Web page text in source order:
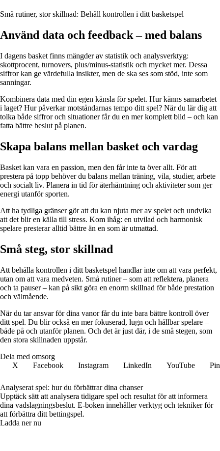
Små rutiner, stor skillnad: Behåll kontrollen i ditt basketspel
Använd data och feedback – med balans
I dagens basket finns mängder av statistik och analysverktyg:
skottprocent, turnovers, plus/minus-statistik och mycket mer. Dessa
siffror kan ge värdefulla insikter, men de ska ses som stöd, inte som
sanningar.
Kombinera data med din egen känsla för spelet. Hur känns samarbetet
i laget? Hur påverkar motståndarnas tempo ditt spel? När du lär dig att
tolka både siffror och situationer får du en mer komplett bild – och kan
fatta bättre beslut på planen.
Skapa balans mellan basket och vardag
Basket kan vara en passion, men den får inte ta över allt. För att
prestera på topp behöver du balans mellan träning, vila, studier, arbete
och socialt liv. Planera in tid för återhämtning och aktiviteter som ger
energi utanför sporten.
Att ha tydliga gränser gör att du kan njuta mer av spelet och undvika
att det blir en källa till stress. Kom ihåg: en utvilad och harmonisk
spelare presterar alltid bättre än en som är utmattad.
Små steg, stor skillnad
Att behålla kontrollen i ditt basketspel handlar inte om att vara perfekt,
utan om att vara medveten. Små rutiner – som att reflektera, planera
och ta pauser – kan på sikt göra en enorm skillnad för både prestation
och välmående.
När du tar ansvar för dina vanor får du inte bara bättre kontroll över
ditt spel. Du blir också en mer fokuserad, lugn och hållbar spelare –
både på och utanför planen. Och det är just där, i de små stegen, som
den stora skillnaden uppstår.
Dela med omsorg
X
Facebook Instagram LinkedIn YouTube
Analyserat spel: hur du förbättrar dina chanser
Upptäck sätt att analysera tidigare spel och resultat för att informera
dina vadslagningsbeslut. E-boken innehåller verktyg och tekniker för
att förbättra ditt bettingspel.
Ladda ner nu